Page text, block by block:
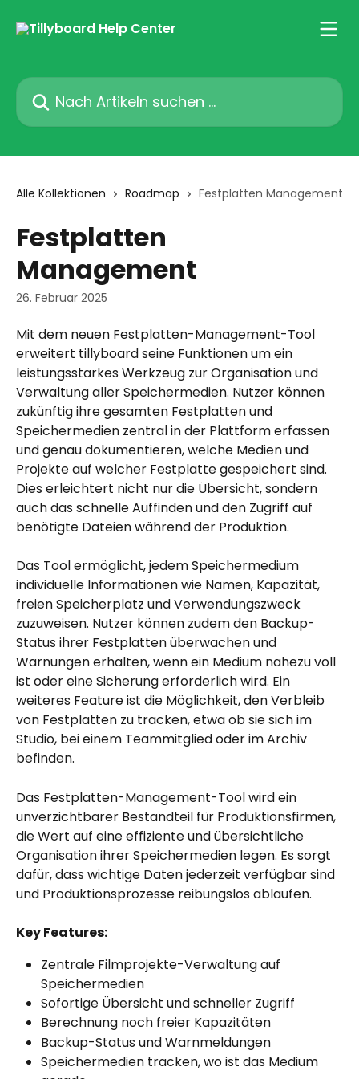
Nach Artikeln suchen …
Alle Kollektionen Roadmap Festplatten Management
Festplatten
Management
26. Februar 2025
Mit dem neuen Festplatten-Management-Tool
erweitert tillyboard seine Funktionen um ein
leistungsstarkes Werkzeug zur Organisation und
Verwaltung aller Speichermedien. Nutzer können
zukünftig ihre gesamten Festplatten und
Speichermedien zentral in der Plattform erfassen
und genau dokumentieren, welche Medien und
Projekte auf welcher Festplatte gespeichert sind.
Dies erleichtert nicht nur die Übersicht, sondern
auch das schnelle Auffinden und den Zugriff auf
benötigte Dateien während der Produktion.
Das Tool ermöglicht, jedem Speichermedium
individuelle Informationen wie Namen, Kapazität,
freien Speicherplatz und Verwendungszweck
zuzuweisen. Nutzer können zudem den Backup-
Status ihrer Festplatten überwachen und
Warnungen erhalten, wenn ein Medium nahezu voll
ist oder eine Sicherung erforderlich wird. Ein
weiteres Feature ist die Möglichkeit, den Verbleib
von Festplatten zu tracken, etwa ob sie sich im
Studio, bei einem Teammitglied oder im Archiv
befinden.
Das Festplatten-Management-Tool wird ein
unverzichtbarer Bestandteil für Produktionsfirmen,
die Wert auf eine effiziente und übersichtliche
Organisation ihrer Speichermedien legen. Es sorgt
dafür, dass wichtige Daten jederzeit verfügbar sind
und Produktionsprozesse reibungslos ablaufen.
Key Features:
Zentrale Filmprojekte-Verwaltung auf
Speichermedien
Sofortige Übersicht und schneller Zugriff
Berechnung noch freier Kapazitäten
Backup-Status und Warnmeldungen
Speichermedien tracken, wo ist das Medium